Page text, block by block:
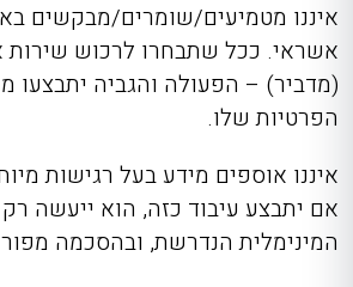
איננו מטמיעים/שומרים/מבקשים
אשראי. ככל שתבחרו לרכוש שירות
(מדביר) – הפעולה והגביה יתבצעו
הפרטיות שלו.
איננו אוספים מידע בעל רגישות
אם יתבצע עיבוד כזה, הוא ייעשה רק
המינימלית הנדרשת, ובהסכמה